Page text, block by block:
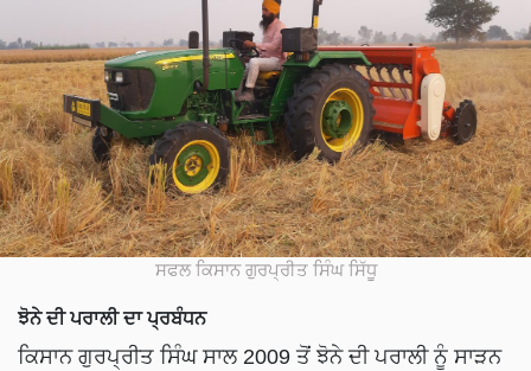
ਸਫਲ ਕਿਸਾਨ ਗੁਰਪ੍ਰੀਤ ਸਿੰਘ ਸਿੱਧੂ
ਝੋਨੇ ਦੀ ਪਰਾਲੀ ਦਾ ਪ੍ਰਬੰਧਨ
ਕਿਸਾਨ ਗੁਰਪ੍ਰੀਤ ਸਿੰਘ ਸਾਲ 2009 ਤੋਂ ਝੋਨੇ ਦੀ ਪਰਾਲੀ ਨੂੰ ਸਾੜਨ